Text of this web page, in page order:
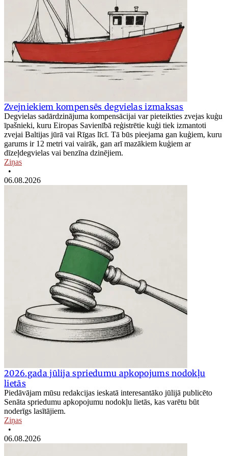
Zvejniekiem kompensēs degvielas izmaksas
Degvielas sadārdzinājuma kompensācijai var pieteikties zvejas kuģu
īpašnieki, kuru Eiropas Savienībā reģistrētie kuģi tiek izmantoti
zvejai Baltijas jūrā vai Rīgas līcī. Tā būs pieejama gan kuģiem, kuru
garums ir 12 metri vai vairāk, gan arī mazākiem kuģiem ar
dīzeļdegvielas vai benzīna dzinējiem.
Ziņas
•
06.08.2026
2026.gada jūlija spriedumu apkopojums nodokļu
lietās
Piedāvājam mūsu redakcijas ieskatā interesantāko jūlijā publicēto
Senāta spriedumu apkopojumu nodokļu lietās, kas varētu būt
noderīgs lasītājiem.
Ziņas
•
06.08.2026